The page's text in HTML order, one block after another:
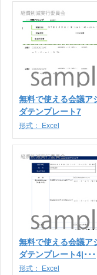
無料で使える会議ア
ダテンプレート7
形式： Excel
無料で使える会議ア
ダテンプレート4|･･･
形式： Excel